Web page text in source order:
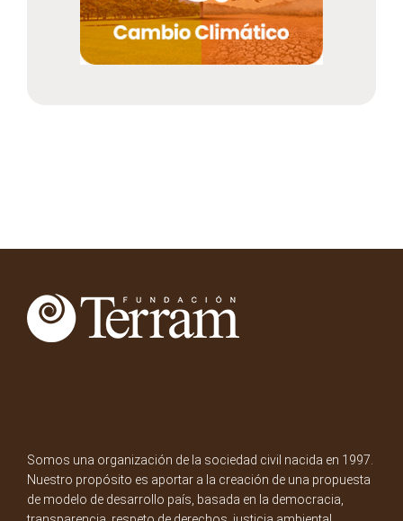
Somos una organización de la sociedad civil nacida en 1997.
Nuestro propósito es aportar a la creación de una propuesta
de modelo de desarrollo país, basada en la democracia,